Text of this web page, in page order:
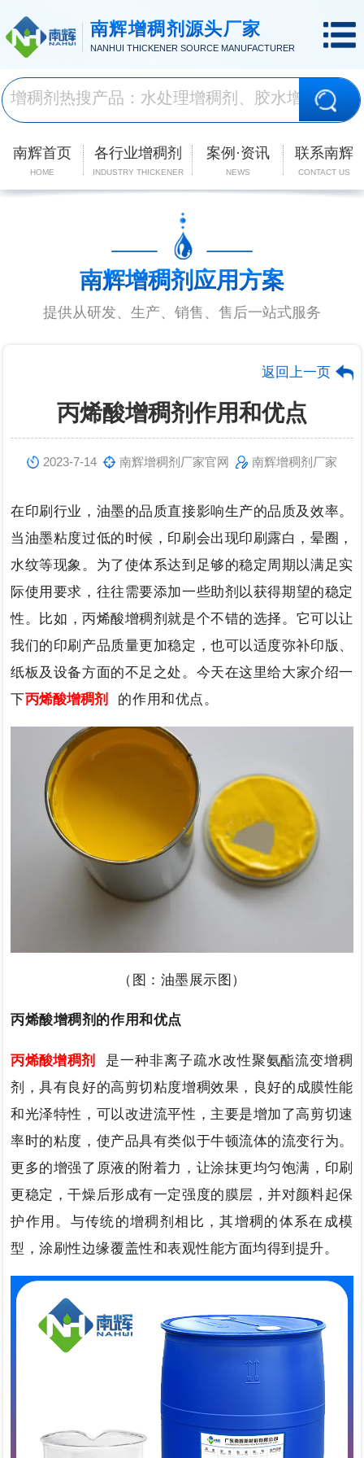
南辉增稠剂源头厂家
NANHUI THICKENER SOURCE MANUFACTURER
南辉首页
HOME
各行业增稠剂
INDUSTRY THICKENER
案例·资讯
NEWS
联系南辉
CONTACT US
南辉增稠剂应用方案
提供从研发、生产、销售、售后一站式服务
返回上一页
丙烯酸增稠剂作用和优点
2023-7-14 南辉增稠剂厂家官网 南辉增稠剂厂家
在印刷行业，油墨的品质直接影响生产的品质及效率。
当油墨粘度过低的时候，印刷会出现印刷露白，晕圈，
水纹等现象。为了使体系达到足够的稳定周期以满足实
际使用要求，往往需要添加一些助剂以获得期望的稳定
性。 比如，丙烯酸增稠剂就是个不错的选择。它可以让
我们的印刷产品质量更加稳定，也可以适度弥补印版、
纸板及设备方面的不足之处。今天在这里给大家介绍一
下丙烯酸增稠剂 的作用和优点。
（图：油墨展示图）
丙烯酸增稠剂的作用和优点
丙烯酸增稠剂
是一种非离子疏水改性聚氨酯流变增稠
剂，具有良好的高剪切粘度增稠效果，良好的成膜性能
和光泽特性，可以改进流平性，主要是增加了高剪切速
率时的粘度，使产品具有类似于牛顿流体的流变行为。
更多的增强了原液的附着力，让涂抹更均匀饱满，印刷
更稳定，干燥后形成有一定强度的膜层，并对颜料起保
护作用。与传统的增稠剂相比，其增稠的体系在成模
型，涂刷性边缘覆盖性和表观性能方面均得到提升。